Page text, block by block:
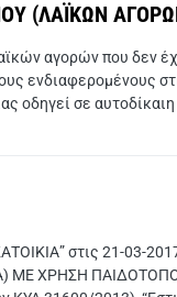
(ΛΑΪΚΩΝ
αγορών που δεν
ενδιαφερομένους
οδηγεί σε
στις 21-03-
ΧΡΗΣΗ